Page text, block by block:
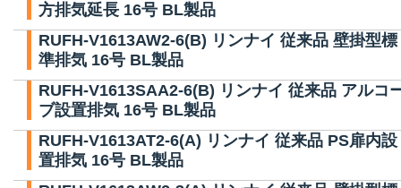
方排気延長 16号 BL製品
RUFH-V1613AW2-6(B) リンナイ 従来品 壁掛型標
準排気 16号 BL製品
RUFH-V1613SAA2-6(B) リンナイ 従来品 アルコ
ブ設置排気 16号 BL製品
RUFH-V1613AT2-6(A) リンナイ 従来品 PS扉内設
置排気 16号 BL製品